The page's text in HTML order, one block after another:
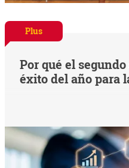
Plus
Por qué el
éxito del año para